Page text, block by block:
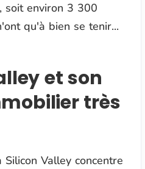
soit environ 3 300
qu'à bien se tenir...
et son
très
Valley concentre